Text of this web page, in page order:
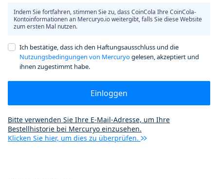
Indem Sie fortfahren, stimmen Sie zu, dass CoinCola Ihre CoinCola-
Kontoinformationen an Mercuryo.io weitergibt, falls Sie diese Website
zum ersten Mal nutzen.
Ich bestätige, dass ich den Haftungsausschluss und die
Nutzungsbedingungen von Mercuryogelesen, akzeptiert und
ihnen zugestimmt habe.
Einloggen
Bitte verwenden Sie Ihre E-Mail-Adresse, um Ihre
Bestellhistorie bei Mercuryo einzusehen.
Klicken Sie hier, um dies zu überprüfen.